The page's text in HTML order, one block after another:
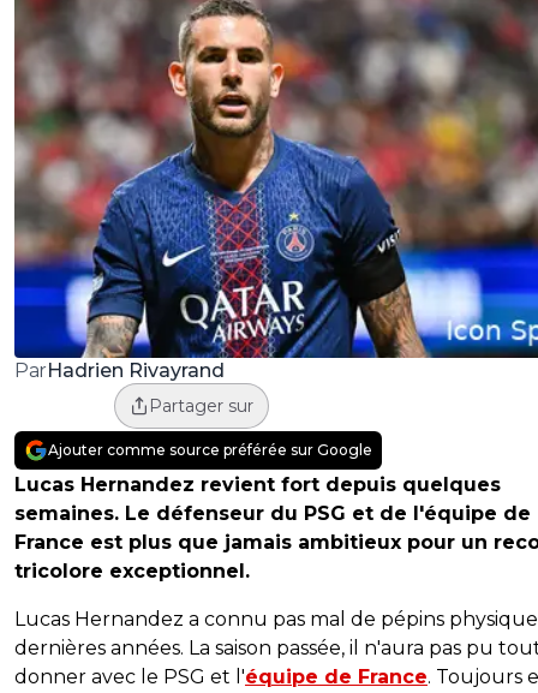
ParHadrien Rivayrand
Partager sur
Ajouter comme source préférée sur Google
Lucas Hernandez revient fort depuis quelques
semaines. Le défenseur du PSG et de l'équipe de
France est plus que jamais ambitieux pour un
tricolore exceptionnel.
Lucas Hernandez a connu pas mal de pépins
dernières années. La saison passée, il n'aura pas pu
donner avec le PSG et l'équipe de France. Toujours